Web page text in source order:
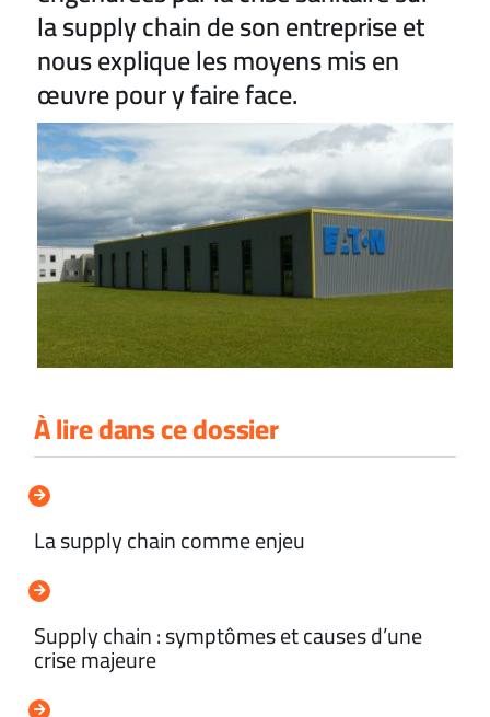
la supply chain de son entreprise et
nous explique les moyens mis en
œuvre pour y faire face.
À lire dans ce dossier
La supply chain comme enjeu
Supply chain : symptômes et causes d’une
crise majeure